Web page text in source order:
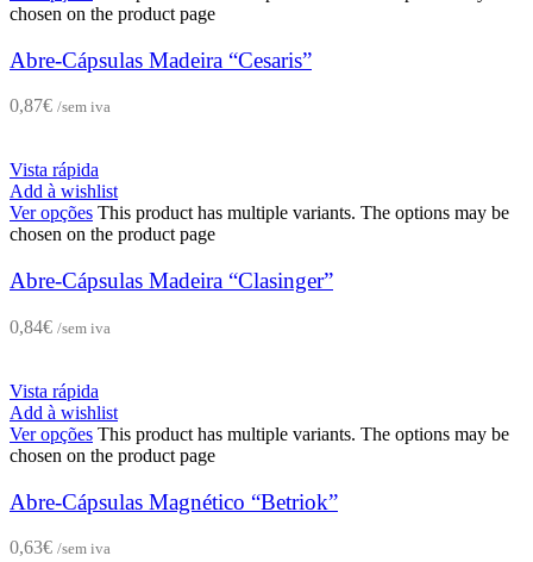
chosen on the product page
Abre-Cápsulas Madeira “Cesaris”
0,87€ /sem iva
Vista rápida
Add à wishlist
Ver opções This product has multiple variants. The options may be
chosen on the product page
Abre-Cápsulas Madeira “Clasinger”
0,84€ /sem iva
Vista rápida
Add à wishlist
Ver opções This product has multiple variants. The options may be
chosen on the product page
Abre-Cápsulas Magnético “Betriok”
0,63€ /sem iva